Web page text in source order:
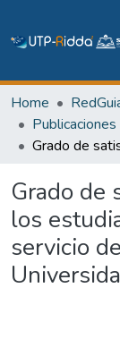
Home
Grado de
los
servicio